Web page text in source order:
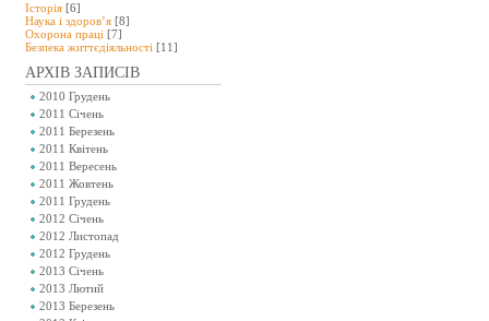
Історія [6]
Наука і здоров’я [8]
Охорона праці [7]
Безпeка життєдіяльності [11]
АРХІВ ЗАПИСІВ
2010 Грудень
2011 Січень
2011 Березень
2011 Квітень
2011 Вересень
2011 Жовтень
2011 Грудень
2012 Січень
2012 Листопад
2012 Грудень
2013 Січень
2013 Лютий
2013 Березень